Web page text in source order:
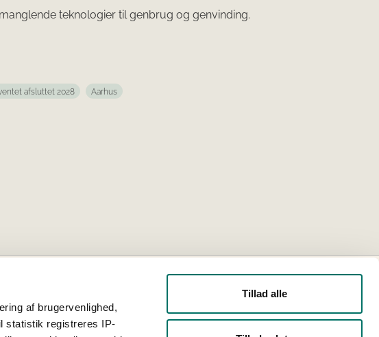
af brugervenlighed,
statistik registreres IP-
Tillad alle
teknologier til genbrug og genvinding.
afsluttet 2028 Aarhus